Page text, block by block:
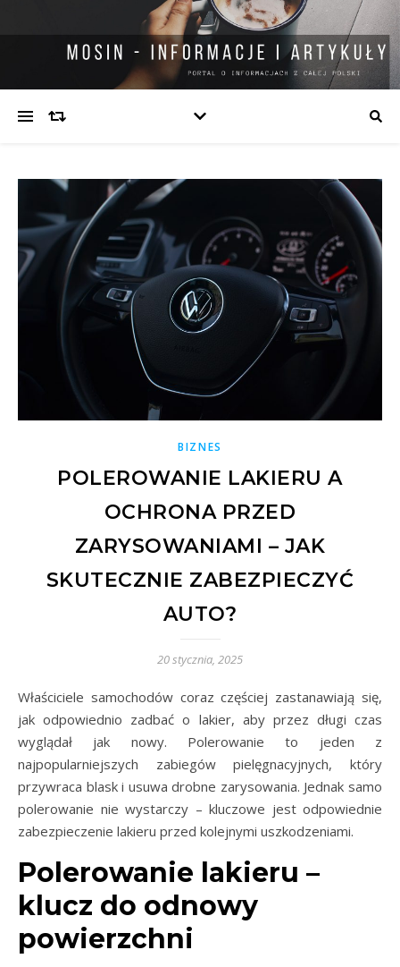
BIZNES
POLEROWANIE LAKIERU A
OCHRONA PRZED
ZARYSOWANIAMI – JAK
SKUTECZNIE ZABEZPIECZYĆ
AUTO?
20 stycznia, 2025
Właściciele samochodów coraz częściej zastanawiają się,
jak odpowiednio zadbać o lakier, aby przez długi czas
wyglądał jak nowy. Polerowanie to jeden z
najpopularniejszych zabiegów pielęgnacyjnych, który
przywraca blask i usuwa drobne zarysowania. Jednak samo
polerowanie nie wystarczy – kluczowe jest odpowiednie
zabezpieczenie lakieru przed kolejnymi uszkodzeniami.
Polerowanie lakieru –
klucz do odnowy
powierzchni